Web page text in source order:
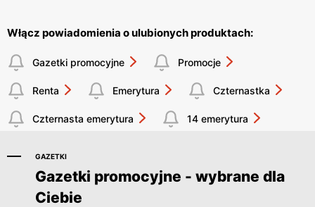
Włącz powiadomienia o ulubionych produktach:
Gazetki promocyjne Promocje
Renta Emerytura Czternastka
Czternasta emerytura 14 emerytura
GAZETKI
Gazetki promocyjne - wybrane dla
Ciebie